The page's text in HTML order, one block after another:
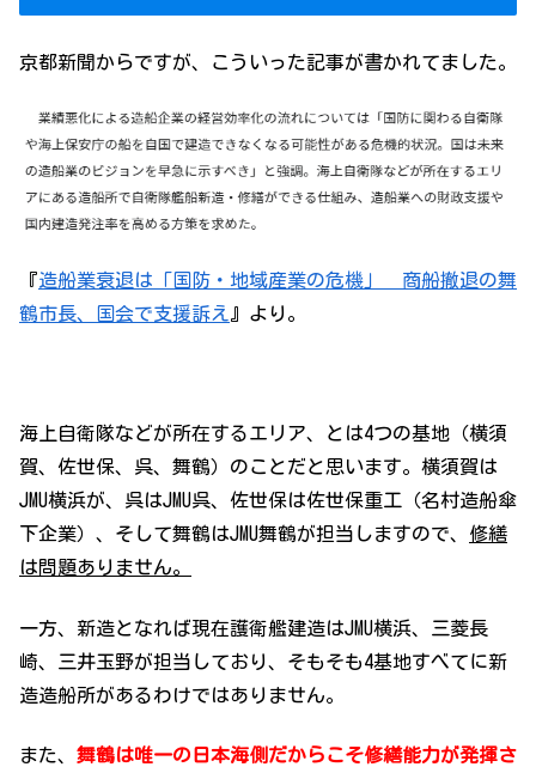
京都新聞からですが、こういった記事が書かれてました。
『造船業衰退は「国防・地域産業の危機」 商船撤退の舞
鶴市長、国会で支援訴え 』より。
海上自衛隊などが所在するエリア、とは4つの基地（横須
賀、佐世保、呉、舞鶴）のことだと思います。横須賀は
JMU横浜が、呉はJMU呉、佐世保は佐世保重工（名村造船傘
下企業）、そして舞鶴はJMU舞鶴が担当しますので、 修繕
は問題ありません。
一方、新造となれば現在護衛艦建造はJMU横浜、三菱長
崎、三井玉野が担当しており、そもそも4基地すべてに新
造造船所があるわけではありません。
また、 舞鶴は唯一の日本海側だからこそ修繕能力が発揮さ